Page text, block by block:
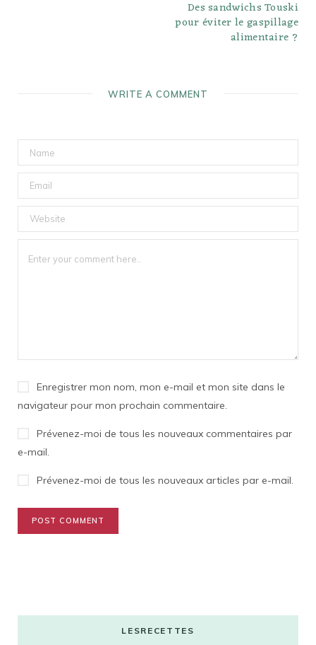
Des sandwichs Touski
pour éviter le gaspillage
alimentaire ?
WRITE A COMMENT
Enregistrer mon nom, mon e-mail et mon site dans le
navigateur pour mon prochain commentaire.
Prévenez-moi de tous les nouveaux commentaires par
e-mail.
Prévenez-moi de tous les nouveaux articles par e-mail.
LESRECETTES